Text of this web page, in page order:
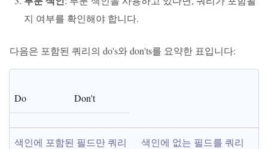
지 여부를 확인해야 합니다.
다음은 포함된 쿼리의 do's와 don'ts를 요약한 표입니다:
Do Don't
색인에 포함된 필드만 쿼리 색인에 없는 필드를 쿼리